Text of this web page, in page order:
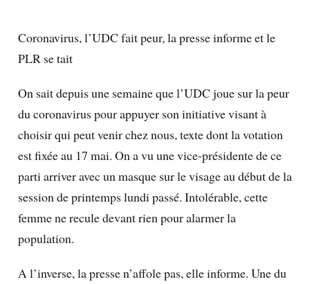
Coronavirus, l’UDC fait peur, la presse informe et le
PLR se tait
On sait depuis une semaine que l’UDC joue sur la peur
du coronavirus pour appuyer son initiative visant à
choisir qui peut venir chez nous, texte dont la votation
est fixée au 17 mai. On a vu une vice-présidente de ce
parti arriver avec un masque sur le visage au début de la
session de printemps lundi passé. Intolérable, cette
femme ne recule devant rien pour alarmer la
population.
A l’inverse, la presse n’affole pas, elle informe. Une du